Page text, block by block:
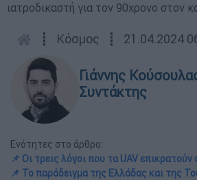
ιατροδικαστή για τον 90χρονο στον
┋ Κόσμος ┋ 21.04.2024
Γιάννης
Συντάκτης
Ενότητες στο άρθρο:
📌 Οι τρεις λόγοι που τα UAV επικρατούν
📌 Το παράδειγμα της Ελλάδας και της